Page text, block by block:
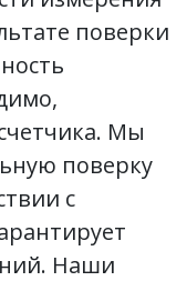
поверки
Мы
поверку
с
Наши